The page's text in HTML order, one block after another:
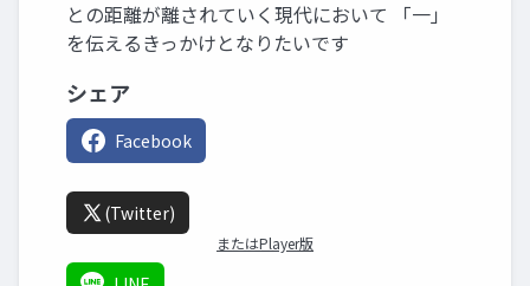
との距離が離されていく現代において 「一」
を伝えるきっかけとなりたいです
シェア
Facebook
(Twitter)
またはPlayer版